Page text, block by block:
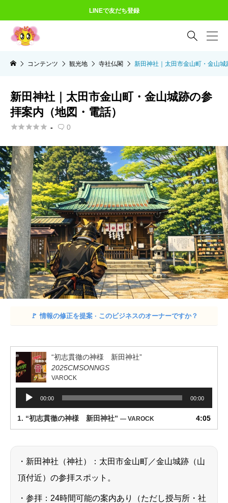
LINEで友だち登録

コンテンツ 観光地 寺社仏閣 新田神社｜太田市金山町・金山
新田神社｜太田市金山町・金山城跡の参
拝案内（地図・電話）
 -  0
🚩 情報の修正を提案 · このビジネスのオーナーですか？
“初志貫徹の神様 新田神社”
2025CMSONNGS
VAROCK
ヤ
00:00 00:00
1. “初志貫徹の神様 新田神社” — VAROCK 4:05
・新田神社（神社）：太田市金山町／金山城跡（山
頂付近）の参拝スポット。
・参拝：24時間可能の案内あり（ただし授与所・社